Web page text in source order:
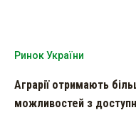
Ринок України
Аграрії отримають
можливостей з